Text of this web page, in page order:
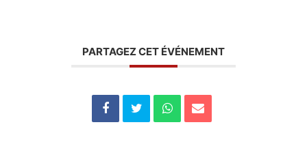
PARTAGEZ CET ÉVÉNEMENT